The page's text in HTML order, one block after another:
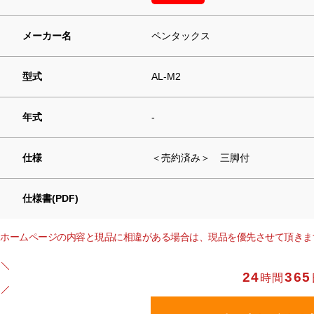
メーカー名 ペンタックス
型式 AL-M2
年式 -
仕様 ＜売約済み＞ 三脚付
仕様書(PDF)
ホームページの内容と現品に相違がある場合は、現品を優先させて頂きま
24時間365